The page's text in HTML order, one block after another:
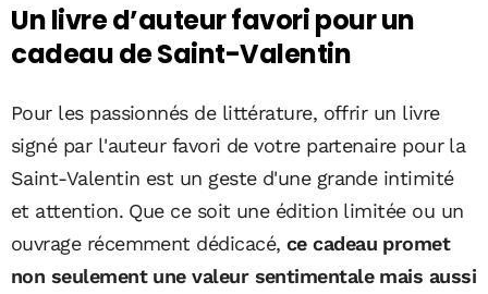
Un livre d’auteur favori pour un
cadeau de Saint-Valentin
Pour les passionnés de littérature, offrir un livre
signé par l'auteur favori de votre partenaire pour la
Saint-Valentin est un geste d'une grande intimité
et attention. Que ce soit une édition limitée ou un
ouvrage récemment dédicacé, ce cadeau promet
non seulement une valeur sentimentale mais aussi